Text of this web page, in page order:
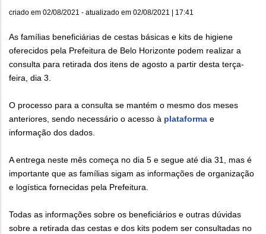
criado em 02/08/2021 - atualizado em 02/08/2021 | 17:41
As famílias beneficiárias de cestas básicas e kits de higiene
oferecidos pela Prefeitura de Belo Horizonte podem realizar a
consulta para retirada dos itens de agosto a partir desta terça-
feira, dia 3.
O processo para a consulta se mantém o mesmo dos meses
anteriores, sendo necessário o acesso à plataforma e
informação dos dados.
A entrega neste mês começa no dia 5 e segue até dia 31, mas é
importante que as famílias sigam as informações de organização
e logística fornecidas pela Prefeitura.
Todas as informações sobre os beneficiários e outras dúvidas
sobre a retirada das cestas e dos kits podem ser consultadas no